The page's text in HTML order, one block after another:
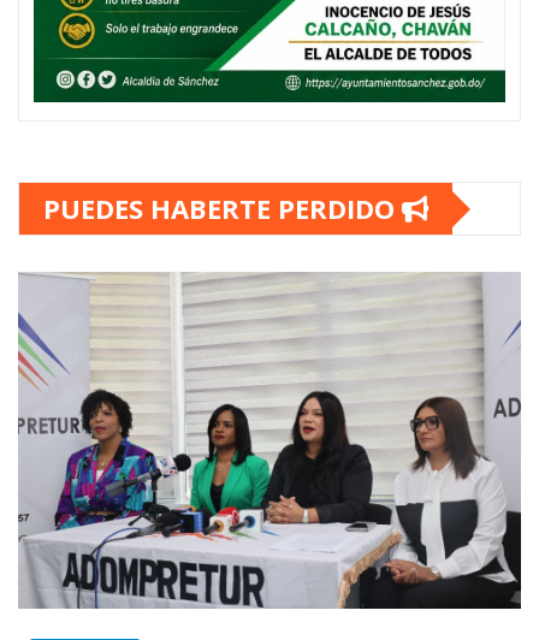
PUEDES HABERTE PERDIDO